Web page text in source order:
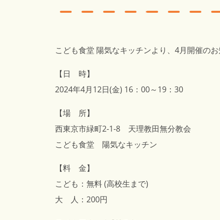
こども食堂 陽気なキッチンより、4月開催のお
【日 時】
2024年4月12日(金) 16：00～19：30
【場 所】
西東京市緑町2-1-8 天理教田無分教会
こども食堂 陽気なキッチン
【料 金】
こども：無料 (高校生まで)
大 人：200円